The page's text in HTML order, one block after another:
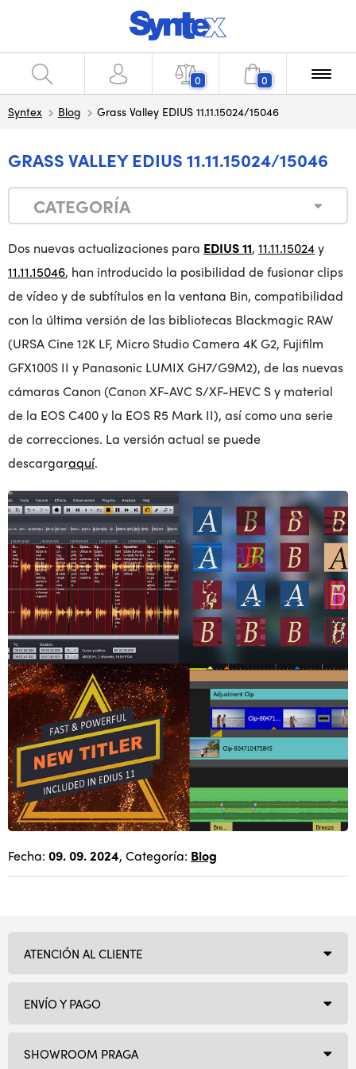
0 0
Syntex Blog Grass Valley EDIUS 11.11.15024/15046
GRASS VALLEY EDIUS 11.11.15024/15046
CATEGORÍA
Dos nuevas actualizaciones para EDIUS 11, 11.11.15024y
11.11.15046, han introducido la posibilidad de fusionar clips
de vídeo y de subtítulos en la ventana Bin, compatibilidad
con la última versión de las bibliotecas Blackmagic RAW
(URSA Cine 12K LF, Micro Studio Camera 4K G2, Fujifilm
GFX100S II y Panasonic LUMIX GH7/G9M2), de las nuevas
cámaras Canon (Canon XF-AVC S/XF-HEVC S y material
de la EOS C400 y la EOS R5 Mark II), así como una serie
de correcciones. La versión actual se puede
descargaraquí.
Fecha: 09. 09. 2024, Categoría: Blog
SHOWROOM PRAGA
ATENCIÓN AL CLIENTE
ENVÍO Y PAGO